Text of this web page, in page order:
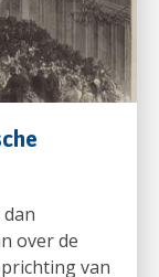
over de
van